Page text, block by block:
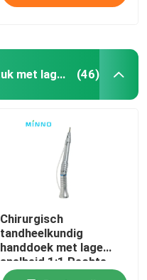
Een tandheelkundig handstuk met lage snelheid (46)
Chirurgisch
tandheelkundig
handdoek met lage
snelheid 1:1 Rechte
handdoek met lage